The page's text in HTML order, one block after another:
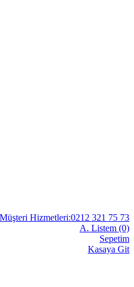
Müşteri Hizmetleri:0212 321 75 73
A. Listem (0)
Sepetim
Kasaya Git